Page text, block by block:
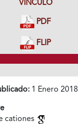
VINCULO
PDF
FLIP
1 Enero 2018
cationes